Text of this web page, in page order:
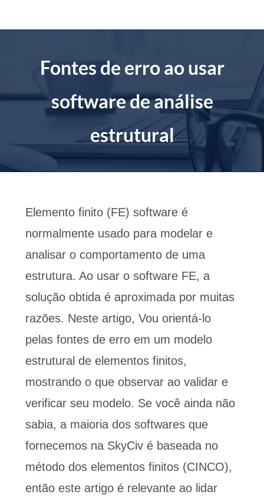
Fontes de erro ao usar
software de análise
estrutural
Elemento finito (FE) software é
normalmente usado para modelar e
analisar o comportamento de uma
estrutura. Ao usar o software FE, a
solução obtida é aproximada por muitas
razões. Neste artigo, Vou orientá-lo
pelas fontes de erro em um modelo
estrutural de elementos finitos,
mostrando o que observar ao validar e
verificar seu modelo. Se você ainda não
sabia, a maioria dos softwares que
fornecemos na SkyCiv é baseada no
método dos elementos finitos (CINCO),
então este artigo é relevante ao lidar